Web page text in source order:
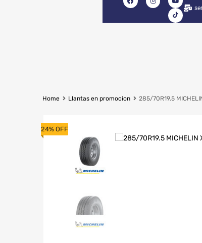
Home Llantas en promocion 285/70R19.5
24% OFF